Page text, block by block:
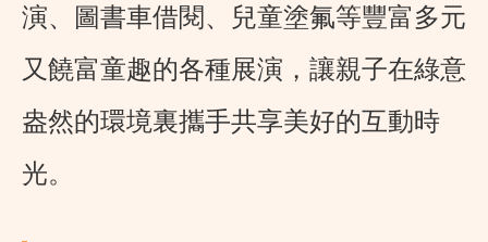
演、圖書車借閱、兒童塗氟等豐富多元
又饒富童趣的各種展演，讓親子在綠意
盎然的環境裏攜手共享美好的互動時
光。